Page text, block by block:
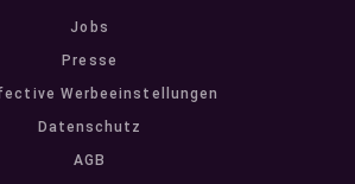
Jobs
Presse
Werbeeinstellungen
Datenschutz
AGB